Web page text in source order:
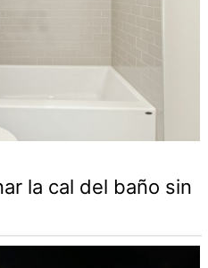
la cal del baño sin